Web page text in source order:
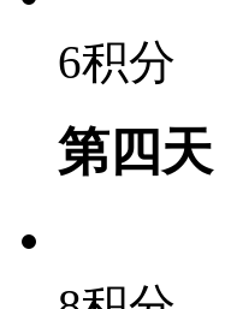
6积分
第四天